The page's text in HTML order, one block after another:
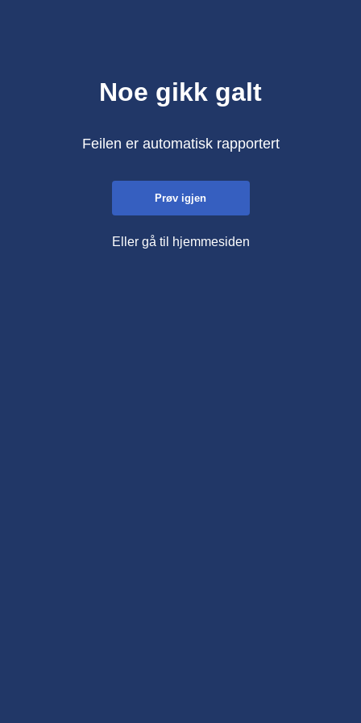
Noe gikk galt
Feilen er automatisk rapportert
Prøv igjen
Eller gå til hjemmesiden